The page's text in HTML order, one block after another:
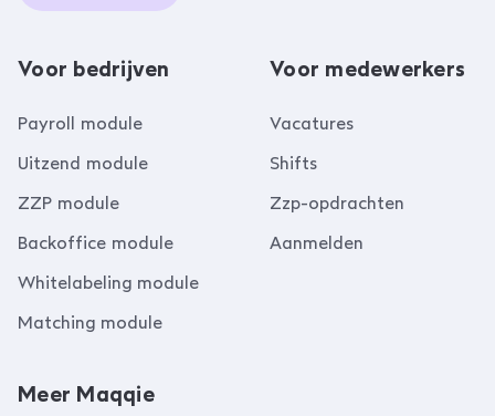
Voor bedrijven
Payroll module
Uitzend module
ZZP module
Backoffice module
Whitelabeling module
Matching module
Voor medewerkers
Vacatures
Shifts
Zzp-opdrachten
Aanmelden
Meer Maqqie